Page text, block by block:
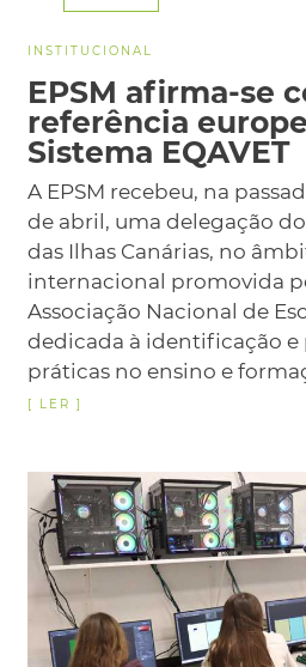
INSTITUCIONAL
EPSM afirma-se
referência
Sistema EQAVET
A EPSM recebeu, na
de abril, uma delegação
das Ilhas Canárias, no
internacional promovida
Associação Nacional de
dedicada à identificação e
práticas no ensino e